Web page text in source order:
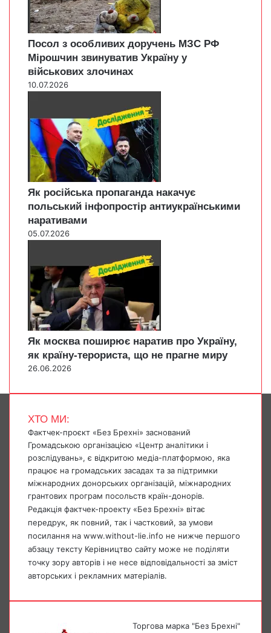
Посол з особливих доручень МЗС РФ
Мірошчин звинуватив Україну у
військових злочинах
10.07.2026
Як російська пропаганда накачує
польський інфопростір антиукраїнськими
наративами
05.07.2026
Як москва поширює наратив про Україну,
як країну-терориста, що не прагне миру
26.06.2026
ХТО МИ:
Фактчек-проєкт «Без Брехні» заснований
Громадською організацією «Центр аналітики і
розслідувань», є відкритою медіа-платформою, яка
працює на громадських засадах та за підтримки
міжнародних донорських організацій, міжнародних
грантових програм посольств країн-донорів.
Редакція фактчек-проекту «Без Брехні» вітає
передрук, як повний, так і частковий, за умови
посилання на www.without-lie.info не нижче першого
абзацу тексту Керівництво сайту може не поділяти
точку зору авторів і не несе відповідальності за зміст
авторських і рекламних матеріалів.
Торгова марка "Без Брехні"